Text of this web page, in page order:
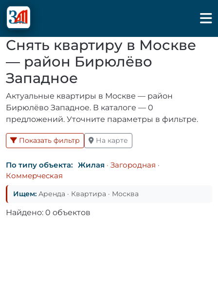
Снять квартиру в Москве
— район Бирюлёво
Западное
Актуальные квартиры в Москве — район
Бирюлёво Западное. В каталоге — 0
предложений. Уточните параметры в фильтре.
Показать фильтр На карте
По типу объекта: Жилая · Загородная ·
Коммерческая
Ищем: Аренда · Квартира · Москва
Найдено: 0 объектов